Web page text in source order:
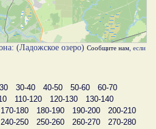
(Ладожское озеро) Сообщите нам , если
30-40 40-50 50-60
60-70
110-120 120-130
130-140
170-180 180-190 190-200
200-210
240-250 250-260 260-270
270-280